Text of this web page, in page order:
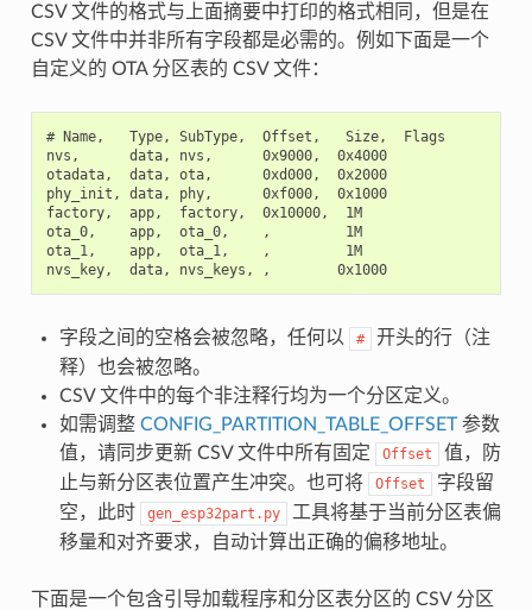
CSV 文件的格式与上面摘要中打印的格式相同，但是在
CSV 文件中并非所有字段都是必需的。例如下面是一个
自定义的 OTA 分区表的 CSV 文件：
# Name,   Type, SubType,  Offset,   Size,  Flags
nvs,      data, nvs,      0x9000,  0x4000
otadata,  data, ota,      0xd000,  0x2000
phy_init, data, phy,      0xf000,  0x1000
factory,  app,  factory,  0x10000,  1M
ota_0,    app,  ota_0,    ,         1M
ota_1,    app,  ota_1,    ,         1M
nvs_key,  data, nvs_keys, ,        0x1000
字段之间的空格会被忽略，任何以 #
开头的行（注
释）也会被忽略。
CSV 文件中的每个非注释行均为一个分区定义。
如需调整 CONFIG_PARTITION_TABLE_OFFSET参数
值，请同步更新 CSV 文件中所有固定
Offset
值，防
止与新分区表位置产生冲突。也可将
Offset
字段留
空，此时
gen_esp32part.py
工具将基于当前分区表偏
移量和对齐要求，自动计算出正确的偏移地址。
下面是一个包含引导加载程序和分区表分区的 CSV 分区